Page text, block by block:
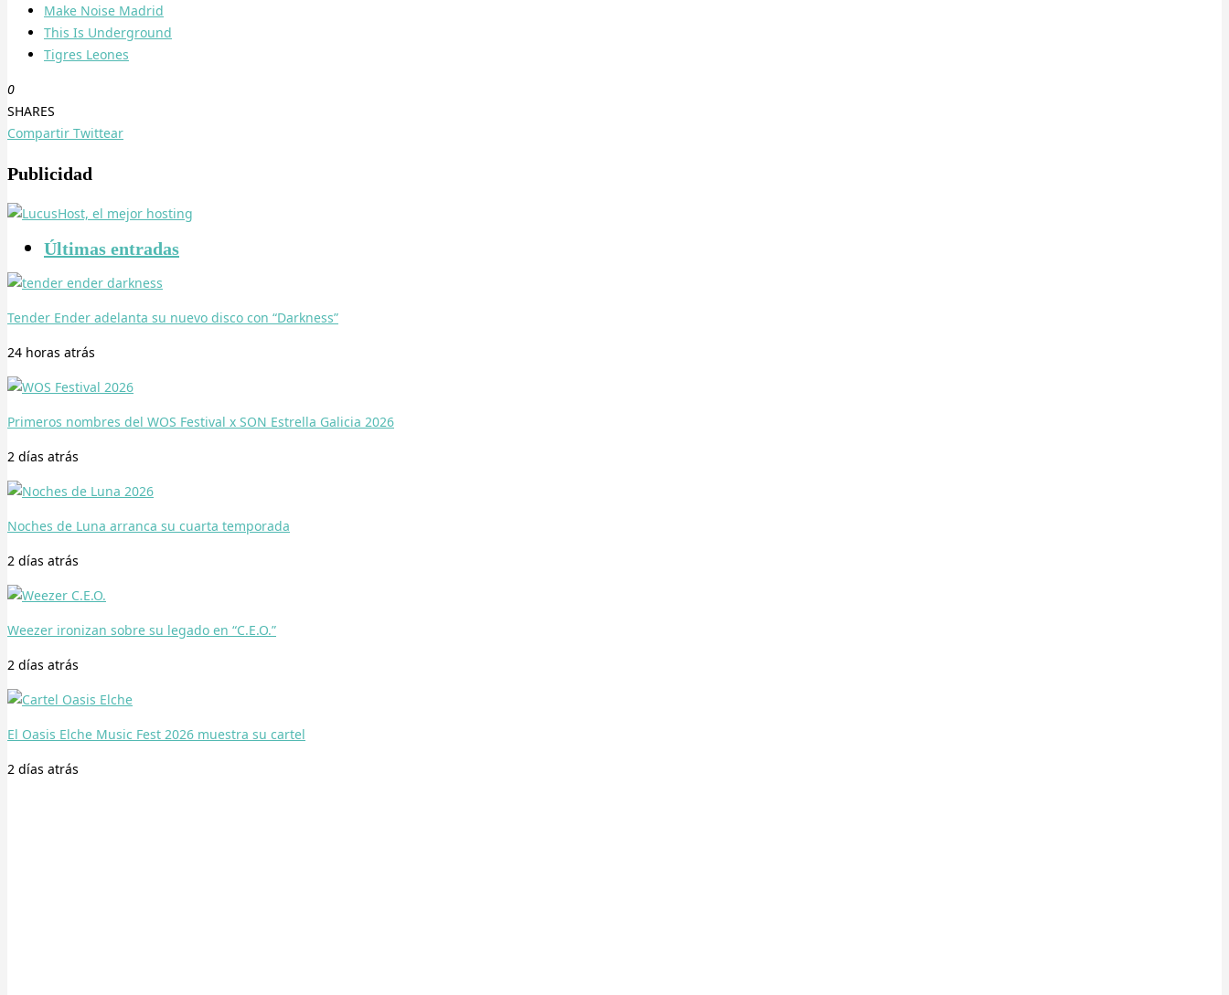
Make Noise Madrid
This Is Underground
Tigres Leones
0
SHARES
Compartir Twittear
Publicidad
Últimas entradas
Tender Ender adelanta su nuevo disco con “Darkness”
24 horas atrás
Primeros nombres del WOS Festival x SON Estrella Galicia 2026
2 días atrás
Noches de Luna arranca su cuarta temporada
2 días atrás
Weezer ironizan sobre su legado en “C.E.O.”
2 días atrás
El Oasis Elche Music Fest 2026 muestra su cartel
2 días atrás